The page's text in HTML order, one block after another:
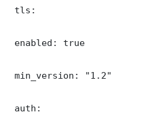
tls:
enabled: true
min_version: "1.2"
auth: